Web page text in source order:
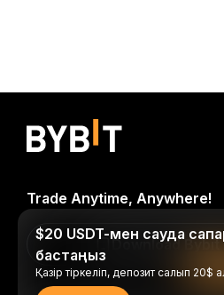
Trade Anytime, Anywhere!
Download Bybit
$20 USDT-мен сауда
бастаңыз
Қазір тіркеліп, депозит салып 20$